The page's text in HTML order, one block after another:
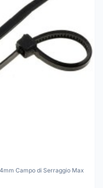
Campo di Serraggio Max